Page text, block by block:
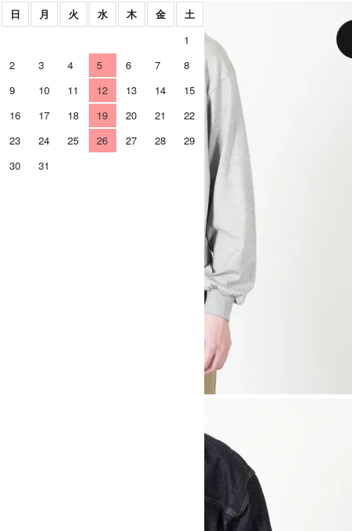
日
月 火 水 木 金
土
1
2
3 4 5 6 7
8
9
10 11 12 13 14
15
16
17 18 19 20 21
22
23
24 25 26 27 28
29
30
31